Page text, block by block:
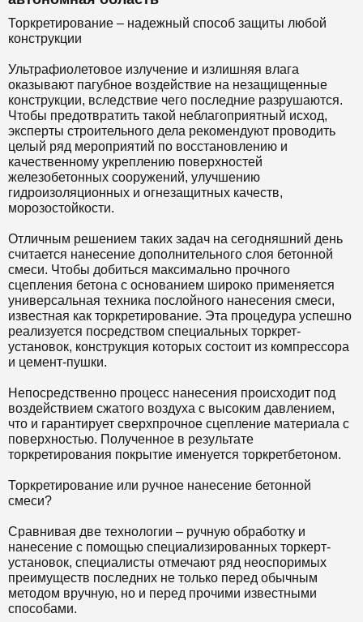
Торкретирование – надежный способ защиты любой
конструкции
Ультрафиолетовое излучение и излишняя влага
оказывают пагубное воздействие на незащищенные
конструкции, вследствие чего последние разрушаются.
Чтобы предотвратить такой неблагоприятный исход,
эксперты строительного дела рекомендуют проводить
целый ряд мероприятий по восстановлению и
качественному укреплению поверхностей
железобетонных сооружений, улучшению
гидроизоляционных и огнезащитных качеств,
морозостойкости.
Отличным решением таких задач на сегодняшний день
считается нанесение дополнительного слоя бетонной
смеси. Чтобы добиться максимально прочного
сцепления бетона с основанием широко применяется
универсальная техника послойного нанесения смеси,
известная как торкретирование. Эта процедура успешно
реализуется посредством специальных торкрет-
установок, конструкция которых состоит из компрессора
и цемент-пушки.
Непосредственно процесс нанесения происходит под
воздействием сжатого воздуха с высоким давлением,
что и гарантирует сверхпрочное сцепление материала с
поверхностью. Полученное в результате
торкретирования покрытие именуется торкретбетоном.
Торкретирование или ручное нанесение бетонной
смеси?
Сравнивая две технологии – ручную обработку и
нанесение с помощью специализированных торкерт-
установок, специалисты отмечают ряд неоспоримых
преимуществ последних не только перед обычным
методом вручную, но и перед прочими известными
способами.